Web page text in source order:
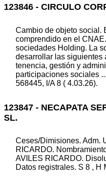
123846 - CIRCULO
Cambio de objeto social.
comprendido en el
sociedades Holding. La
desarrollar las siguientes
tenencia, gestión y
participaciones sociales
568445, I/A 8 ( 4.03.26).
123847 - NECAPATA
SL.
Ceses/Dimisiones. Adm.
RICARDO.
AVILES RICARDO.
Datos registrales. S 8 , H